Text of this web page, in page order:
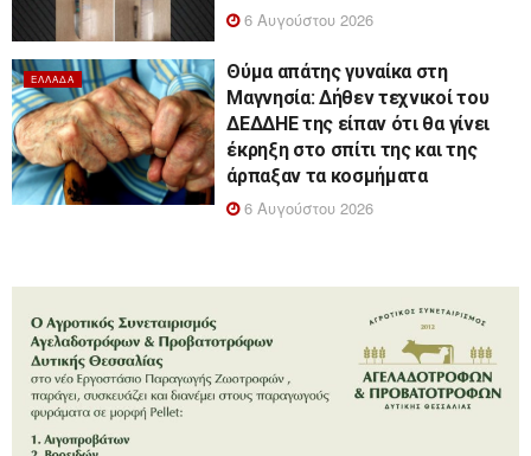
6 Αυγούστου 2026
ΕΛΛΆΔΑ
Θύμα απάτης γυναίκα στη
Μαγνησία: Δήθεν τεχνικοί του
ΔΕΔΔΗΕ της είπαν ότι θα γίνει
έκρηξη στο σπίτι της και της
άρπαξαν τα κοσμήματα
6 Αυγούστου 2026